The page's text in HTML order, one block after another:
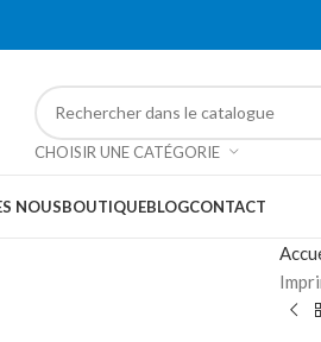
CHOISIR UNE CATÉGORIE
NOUSBOUTIQUEBLOGCONTACT